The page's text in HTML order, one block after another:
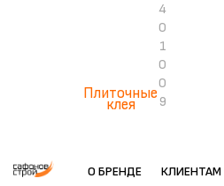
Плиточные
клея
4
0
1
0
0
9
О БРЕНДЕ
КЛИЕНТАМ